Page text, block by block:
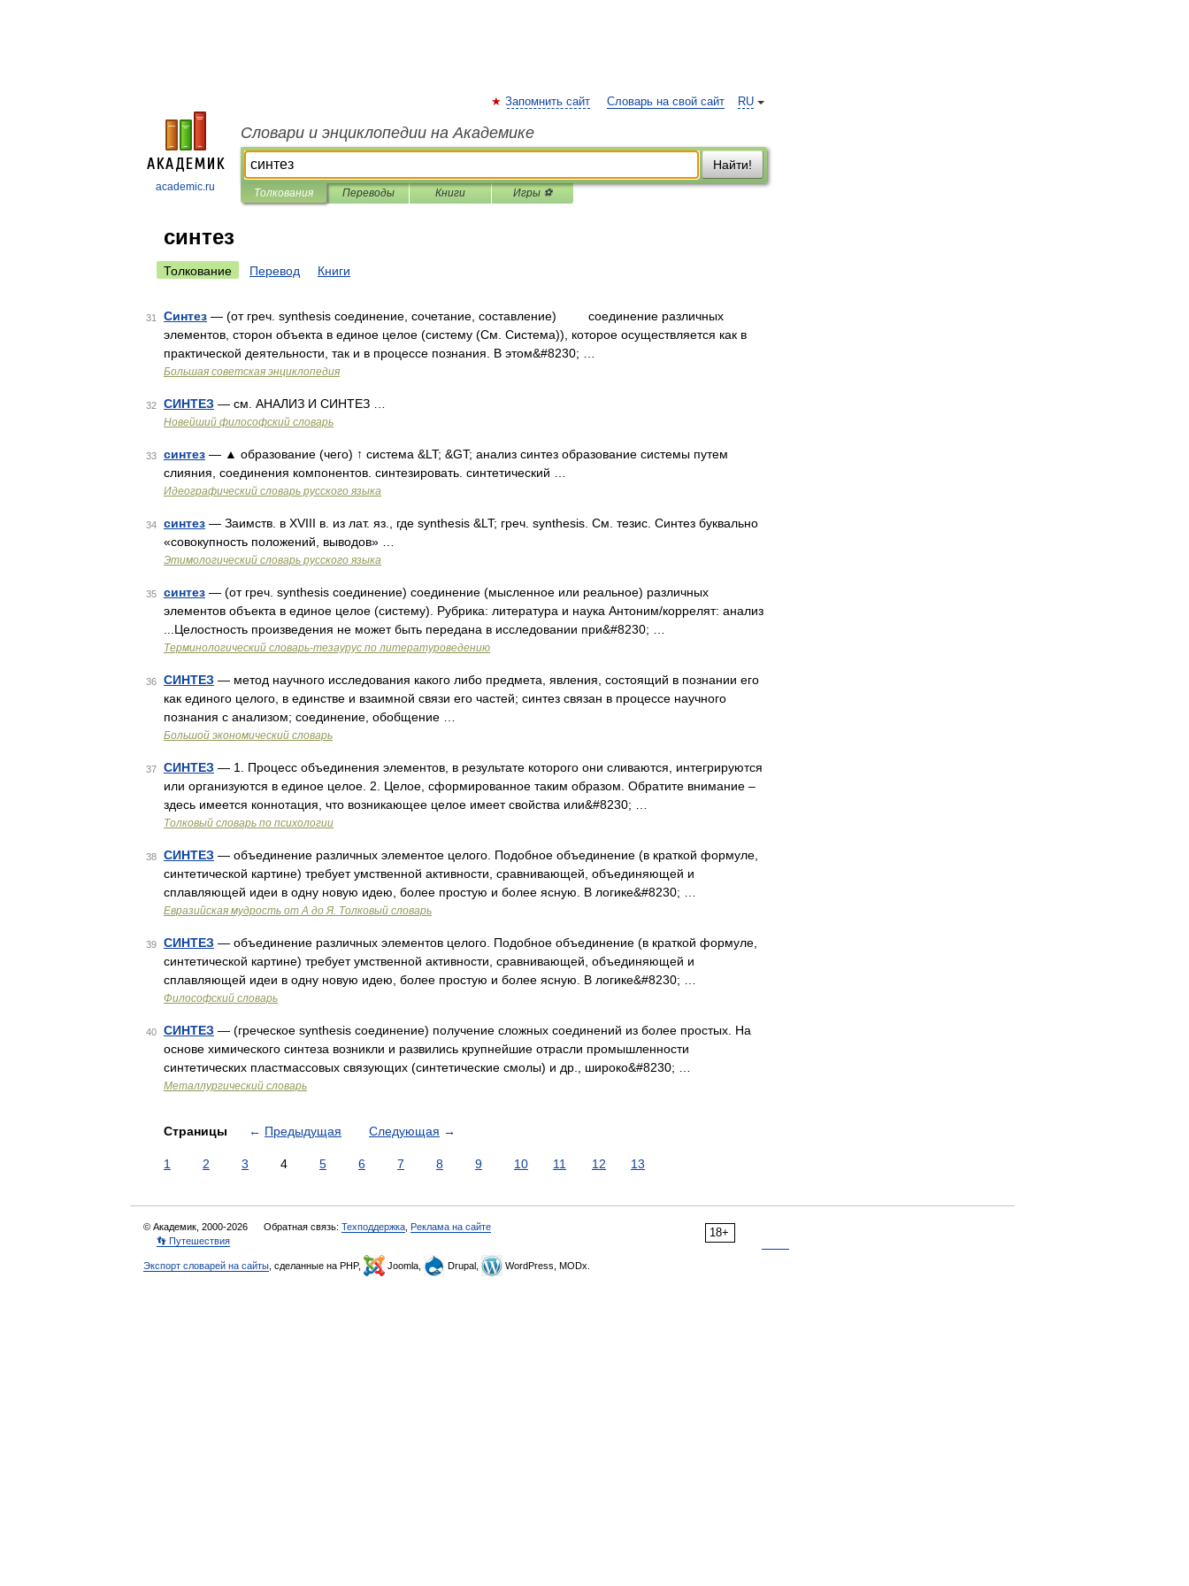
academic.ru
RU
Запомнить сайт Словарь на свой сайт
Словари и энциклопедии на Академике
Найти!
Толкования Переводы Книги Игры ⚽
синтез
Толкование Перевод Книги
31 Синтез — (от греч. synthesis соединение, сочетание, составление) соединение различных
элементов, сторон объекта в единое целое (систему (См. Система)), которое осуществляется как в
практической деятельности, так и в процессе познания. В этом&#8230; …
Большая советская энциклопедия
32 СИНТЕЗ — см. АНАЛИЗ И СИНТЕЗ …
Новейший философский словарь
33 синтез — ▲ образование (чего) ↑ система &LT; &GT; анализ синтез образование системы путем
слияния, соединения компонентов. синтезировать. синтетический …
Идеографический словарь русского языка
34 синтез — Заимств. в XVIII в. из лат. яз., где synthesis &LT; греч. synthesis. См. тезис. Синтез буквально
«совокупность положений, выводов» …
Этимологический словарь русского языка
35 синтез — (от греч. synthesis соединение) соединение (мысленное или реальное) различных
элементов объекта в единое целое (систему). Рубрика: литература и наука Антоним/коррелят: анализ
...Целостность произведения не может быть передана в исследовании при&#8230; …
Терминологический словарь-тезаурус по литературоведению
36 СИНТЕЗ — метод научного исследования какого либо предмета, явления, состоящий в познании его
как единого целого, в единстве и взаимной связи его частей; синтез связан в процессе научного
познания с анализом; соединение, обобщение …
Большой экономический словарь
37 СИНТЕЗ — 1. Процесс объединения элементов, в результате которого они сливаются, интегрируются
или организуются в единое целое. 2. Целое, сформированное таким образом. Обратите внимание –
здесь имеется коннотация, что возникающее целое имеет свойства или&#8230; …
Толковый словарь по психологии
38 СИНТЕЗ — объединение различных элементое целого. Подобное объединение (в краткой формуле,
синтетической картине) требует умственной активности, сравнивающей, объединяющей и
сплавляющей идеи в одну новую идею, более простую и более ясную. В логике&#8230; …
Евразийская мудрость от А до Я. Толковый словарь
39 СИНТЕЗ — объединение различных элементов целого. Подобное объединение (в краткой формуле,
синтетической картине) требует умственной активности, сравнивающей, объединяющей и
сплавляющей идеи в одну новую идею, более простую и более ясную. В логике&#8230; …
Философский словарь
40 СИНТЕЗ — (греческое synthesis соединение) получение сложных соединений из более простых. На
основе химического синтеза возникли и развились крупнейшие отрасли промышленности
синтетических пластмассовых связующих (синтетические смолы) и др., широко&#8230; …
Металлургический словарь
Страницы ← Предыдущая Следующая →
1 2 3 4 5 6 7 8 9 10 11 12 13
18+
© Академик, 2000-2026 Обратная связь: Техподдержка Реклама на сайте
👣 Путешествия
Экспорт словарей на сайты , сделанные на PHP, Joomla, Drupal, WordPress, MODx.